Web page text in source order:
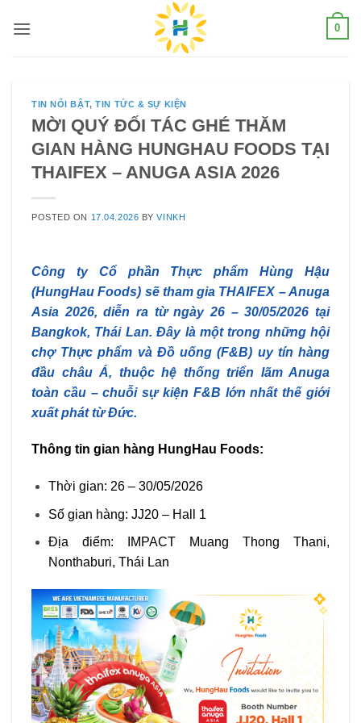
0
TIN NỔI BẬT,TIN TỨC & SỰ KIỆN
MỜI QUÝ ĐỐI TÁC GHÉ THĂM
GIAN HÀNG HUNGHAU FOODS TẠI
THAIFEX – ANUGA ASIA 2026
POSTED ON 17.04.2026 BYVINKH
Công ty Cổ phần Thực phẩm Hùng Hậu
(HungHau Foods) sẽ tham gia THAIFEX – Anuga
Asia 2026, diễn ra từ ngày 26 – 30/05/2026 tại
Bangkok, Thái Lan. Đây là một trong những hội
chợ Thực phẩm và Đồ uống (F&B) uy tín hàng
đầu châu Á, thuộc hệ thống triển lãm Anuga
toàn cầu – chuỗi sự kiện F&B lớn nhất thế giới
xuất phát từ Đức.
Thông tin gian hàng HungHau Foods:
Thời gian: 26 – 30/05/2026
Số gian hàng: JJ20 – Hall 1
Địa điểm: IMPACT Muang Thong Thani,
Nonthaburi, Thái Lan